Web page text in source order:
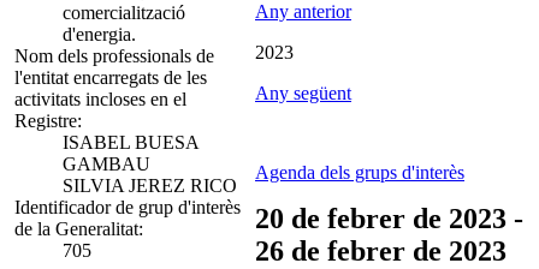
comercialització
d'energia.
Nom dels professionals de
l'entitat encarregats de les
activitats incloses en el
Registre:
ISABEL BUESA
GAMBAU
SILVIA JEREZ RICO
Identificador de grup d'interès
de la Generalitat:
705
Any anterior
2023
Any següent
Agenda dels grups d'interès
20 de febrer de 2023 -
26 de febrer de 2023